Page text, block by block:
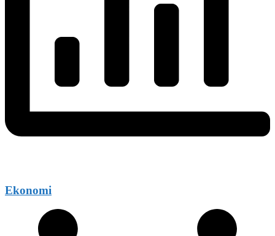
Ekonomi